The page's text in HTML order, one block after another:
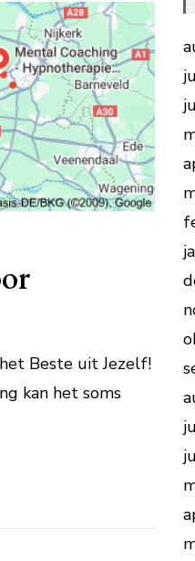
Beste uit Jezelf!
kan het soms